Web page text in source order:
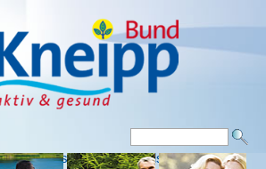
Impressum Downloads